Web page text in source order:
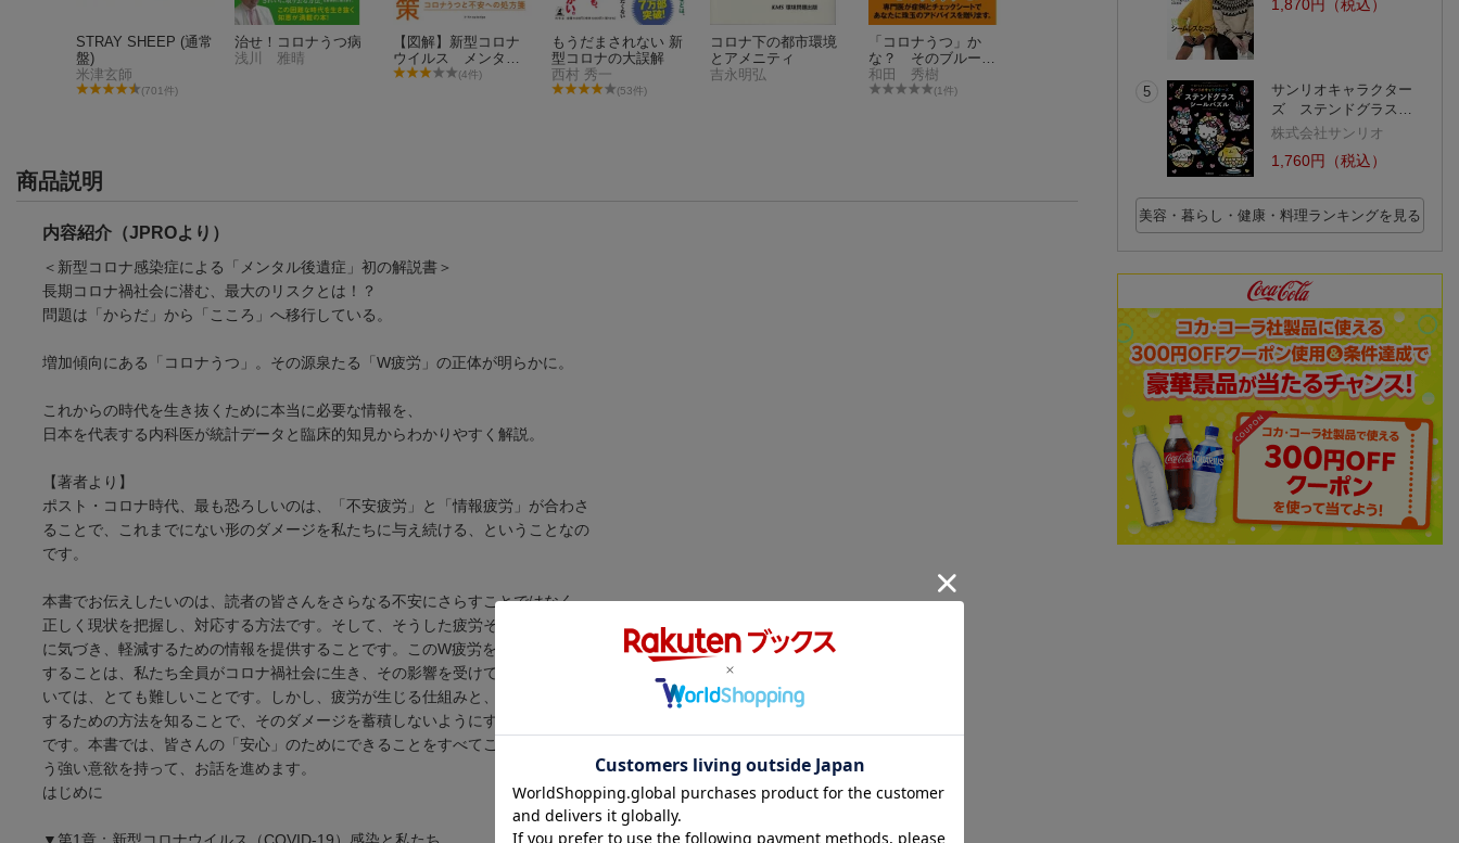
STRAY SHEEP (通常
盤)
米津玄師
(701件)
治せ！コロナうつ病
浅川 雅晴
【図解】新型コロナ
ウイルス メンタル
ヘルス対策(4件)
もうだまされない 新
型コロナの大誤解
西村 秀一
(53件)
コロナ下の都市環境
とアメニティ
吉永明弘
「コロナうつ」か
な？ そのブルーを
鬱にしないで
和田 秀樹
(1件)
本当はこわくない新
型コロナウイルスー
明する「日本コロ
ナ」の真実
(12件)
商品説明
内容紹介（JPROより）
＜新型コロナ感染症による「メンタル後遺症」初の解説書＞
長期コロナ禍社会に潜む、最大のリスクとは！？
問題は「からだ」から「こころ」へ移行している。
増加傾向にある「コロナうつ」。その源泉たる「W疲労」の正体が明らかに。
これからの時代を生き抜くために本当に必要な情報を、
日本を代表する内科医が統計データと臨床的知見からわかりやすく解説。
【著者より】
ポスト・コロナ時代、最も恐ろしいのは、「不安疲労」と「情報疲労」が合わさ
ることで、これまでにない形のダメージを私たちに与え続ける、ということなの
です。
本書でお伝えしたいのは、読者の皆さんをさらなる不安にさらすことではなく、
正しく現状を把握し、対応する方法です。そして、そうした疲労そのものを早め
に気づき、軽減するための情報を提供することです。このW疲労を完全にゼロに
することは、私たち全員がコロナ禍社会に生き、その影響を受けている現状にお
いては、とても難しいことです。しかし、疲労が生じる仕組みと、そこから回復
するための方法を知ることで、そのダメージを蓄積しないようにすることは可能
です。本書では、皆さんの「安心」のためにできることをすべてご紹介するとい
う強い意欲を持って、お話を進めます。
はじめに
1,870円（税込）
5
サンリオキャラクター
ズ ステンドグラス…
株式会社サンリオ
1,760円（税込）
美容・暮らし・健康・料理ランキングを見る